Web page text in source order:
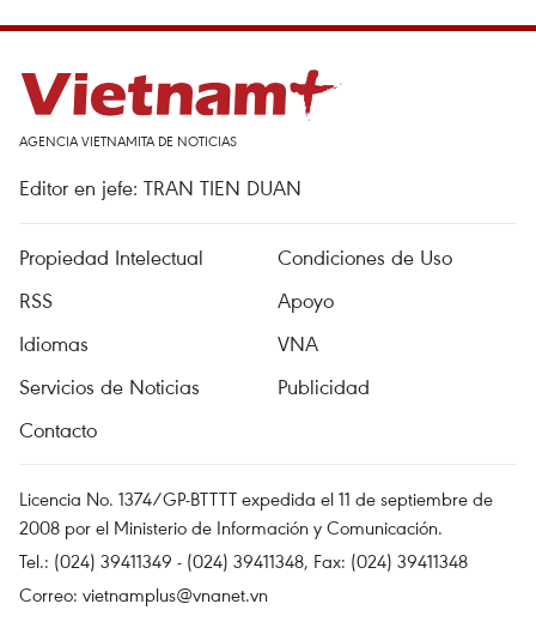
AGENCIA VIETNAMITA DE NOTICIAS
Editor en jefe: TRAN TIEN DUAN
Propiedad Intelectual
Condiciones de Uso
RSS
Apoyo
Idiomas
VNA
Servicios de Noticias
Publicidad
Contacto
Licencia No. 1374/GP-BTTTT expedida el 11 de septiembre de
2008 por el Ministerio de Información y Comunicación.
Tel.: (024) 39411349 - (024) 39411348, Fax: (024) 39411348
Correo: vietnamplus@vnanet.vn